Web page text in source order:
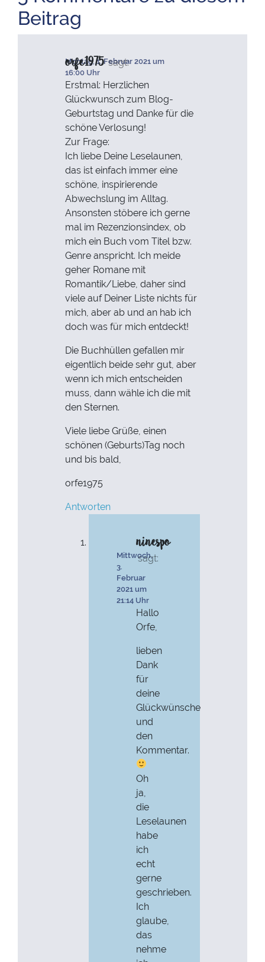
Beitrag
orfe1975 sagt:
Montag, 1. Februar 2021 um
16:00 Uhr
Erstmal: Herzlichen
Glückwunsch zum Blog-
Geburtstag und Danke für die
schöne Verlosung!
Zur Frage:
Ich liebe Deine Leselaunen,
das ist einfach immer eine
schöne, inspirierende
Abwechslung im Alltag.
Ansonsten stöbere ich gerne
mal im Rezenzionsindex, ob
mich ein Buch vom Titel bzw.
Genre anspricht. Ich meide
geher Romane mit
Romantik/Liebe, daher sind
viele auf Deiner Liste nichts für
mich, aber ab und an hab ich
doch was für mich entdeckt!
Die Buchhüllen gefallen mir
eigentlich beide sehr gut, aber
wenn ich mich entscheiden
muss, dann wähle ich die mit
den Sternen.
Viele liebe Grüße, einen
schönen (Geburts)Tag noch
und bis bald,
orfe1975
Antworten
ninespo
sagt:
Mittwoch,
3.
Februar
2021 um
21:14 Uhr
Hallo
Orfe,
lieben
Dank
für
deine
Glückwünsche
und
den
Kommentar.
Oh
ja,
die
Leselaunen
habe
ich
echt
gerne
geschrieben.
Ich
glaube,
das
nehme